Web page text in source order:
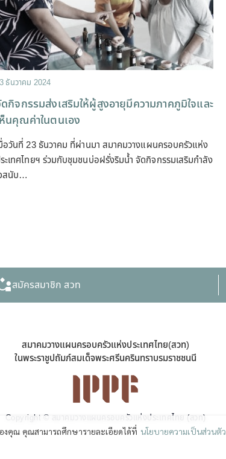
ธันวาคม 2024
กิจกรรมส่งเสริมให้ผู้สูงอายุมีความภาคภูมิใจและ
นคุณค่าในตนเอง
อวันที่ 23 ธันวาคม ที่ผ่านมา สมาคมวางแผนครอบครัวแห่ง
ะเทศไทยฯ ร่วมกับชุมชนบ่อฝรั่งริมน้ำ จัดกิจกรรมเสริมกำลัง
สนับ…
สมัครสมาชิก สวท
สมาคมวางแผนครอบครัวแห่งประเทศไทย(สวท)
ในพระราชูปถัมภ์สมเด็จพระศรีนครินทราบรมราชชนนี
Copyright © สมาคมวางแผนครอบครัวแห่งประเทศไทย (สวท)
คุณ คุณสามารถศึกษารายละเอียดได้ที่ นโยบายความเป็นส่วนตัว